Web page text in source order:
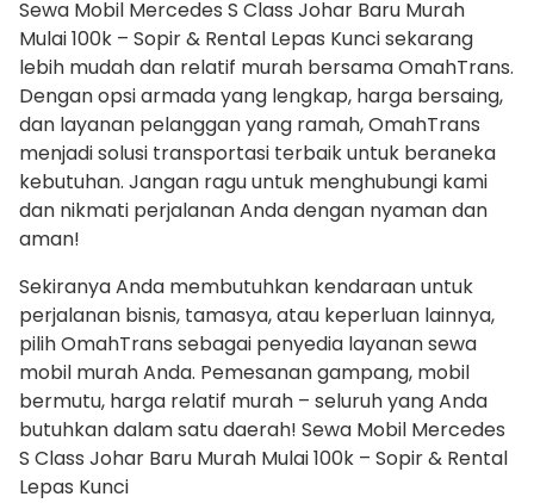
Sewa Mobil Mercedes S Class Johar Baru Murah
Mulai 100k – Sopir & Rental Lepas Kunci sekarang
lebih mudah dan relatif murah bersama OmahTrans.
Dengan opsi armada yang lengkap, harga bersaing,
dan layanan pelanggan yang ramah, OmahTrans
menjadi solusi transportasi terbaik untuk beraneka
kebutuhan. Jangan ragu untuk menghubungi kami
dan nikmati perjalanan Anda dengan nyaman dan
aman!
Sekiranya Anda membutuhkan kendaraan untuk
perjalanan bisnis, tamasya, atau keperluan lainnya,
pilih OmahTrans sebagai penyedia layanan sewa
mobil murah Anda. Pemesanan gampang, mobil
bermutu, harga relatif murah – seluruh yang Anda
butuhkan dalam satu daerah! Sewa Mobil Mercedes
S Class Johar Baru Murah Mulai 100k – Sopir & Rental
Lepas Kunci